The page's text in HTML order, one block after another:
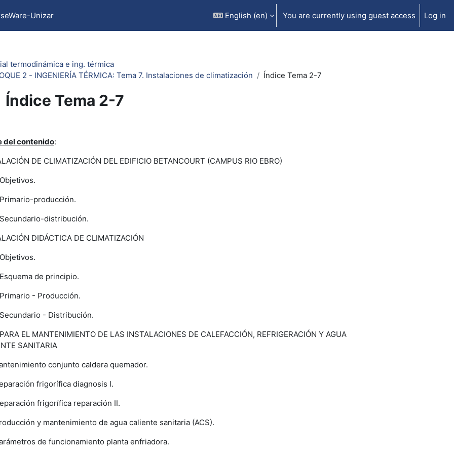
Unizar English ‎(en)‎ You are currently using guest access Log in
termodinámica e ing. térmica
2 - INGENIERÍA TÉRMICA: Tema 7. Instalaciones de climatización
Índice Tema 2-7
Índice Tema 2-7
del contenido:
DE CLIMATIZACIÓN DEL EDIFICIO BETANCOURT (CAMPUS RIO EBRO)
Objetivos.
Primario-producción.
Secundario-distribución.
DIDÁCTICA DE CLIMATIZACIÓN
Objetivos.
Esquema de principio.
Primario - Producción.
Secundario - Distribución.
EL MANTENIMIENTO DE LAS INSTALACIONES DE CALEFACCIÓN, REFRIGERACIÓN Y AGUA
SANITARIA
conjunto caldera quemador.
frigorífica diagnosis I.
frigorífica reparación II.
y mantenimiento de agua caliente sanitaria (ACS).
de funcionamiento planta enfriadora.